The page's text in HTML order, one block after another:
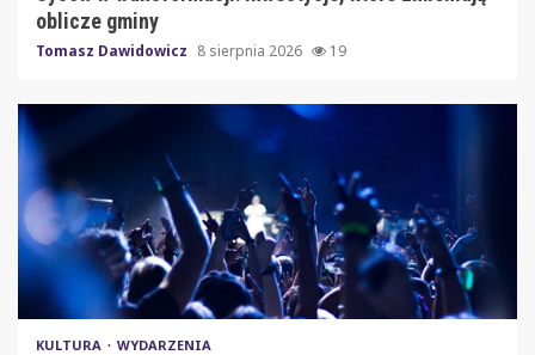
oblicze gminy
Tomasz Dawidowicz 8 sierpnia 2026 19
KULTURA WYDARZENIA